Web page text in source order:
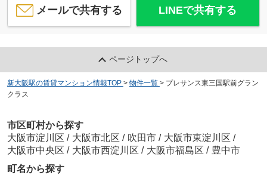
メールで共有する LINEで共有する
ページトップへ
新大阪駅の賃貸マンション情報TOP > 物件一覧 > プレサンス東三国駅前グラン
クラス
市区町村から探す
大阪市淀川区 / 大阪市北区 / 吹田市 / 大阪市東淀川区 /
大阪市中央区 / 大阪市西淀川区 / 大阪市福島区 / 豊中市
町名から探す